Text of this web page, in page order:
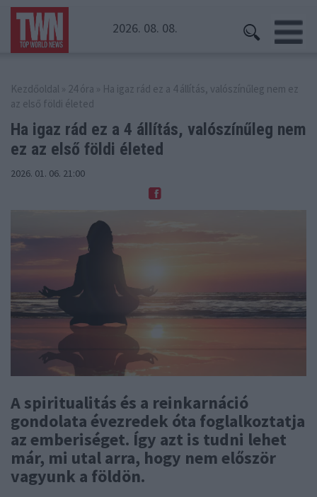
2026. 08. 08.
Kezdőoldal » 24 óra » Ha igaz rád ez a 4 állítás, valószínűleg nem ez
az első földi életed
Ha igaz rád ez a 4 állítás, valószínűleg nem
ez az első földi életed
2026. 01. 06. 21:00
A spiritualitás és a reinkarnáció
gondolata évezredek óta foglalkoztatja
az emberiséget. Így azt is tudni lehet
már, mi utal arra, hogy nem először
vagyunk a földön.